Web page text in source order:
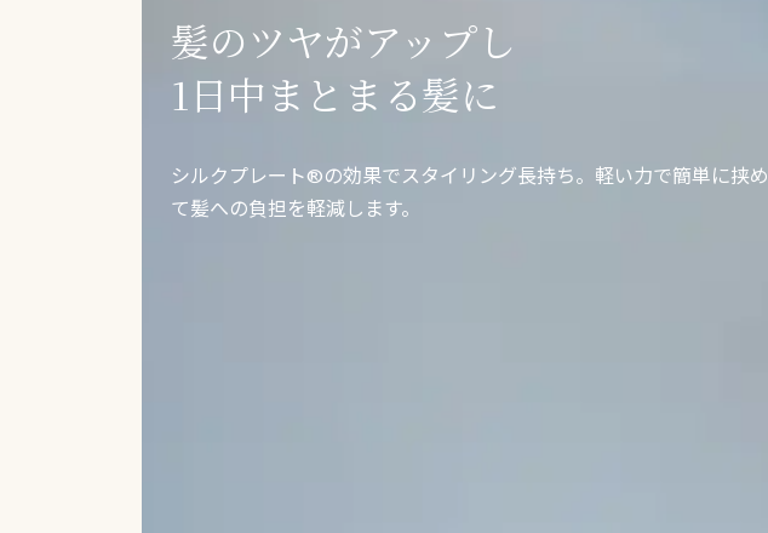
髪のツヤがアップし
1日中まとまる髪に
シルクプレート®の効果でスタイリング長持ち。軽い力で簡単に挟め
て髪への負担を軽減します。